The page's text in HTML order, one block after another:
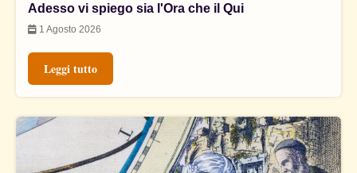
Adesso vi spiego sia l'Ora che il Qui
1 Agosto 2026
Leggi tutto